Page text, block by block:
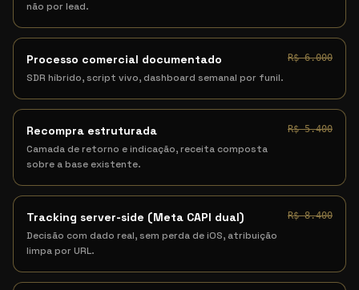
não por lead.
Processo comercial documentado
SDR híbrido, script vivo, dashboard semanal por funil.
R$ 6.000
Recompra estruturada
Camada de retorno e indicação, receita composta
sobre a base existente.
R$ 5.400
Tracking server-side (Meta CAPI dual)
Decisão com dado real, sem perda de iOS, atribuição
limpa por URL.
R$ 8.400